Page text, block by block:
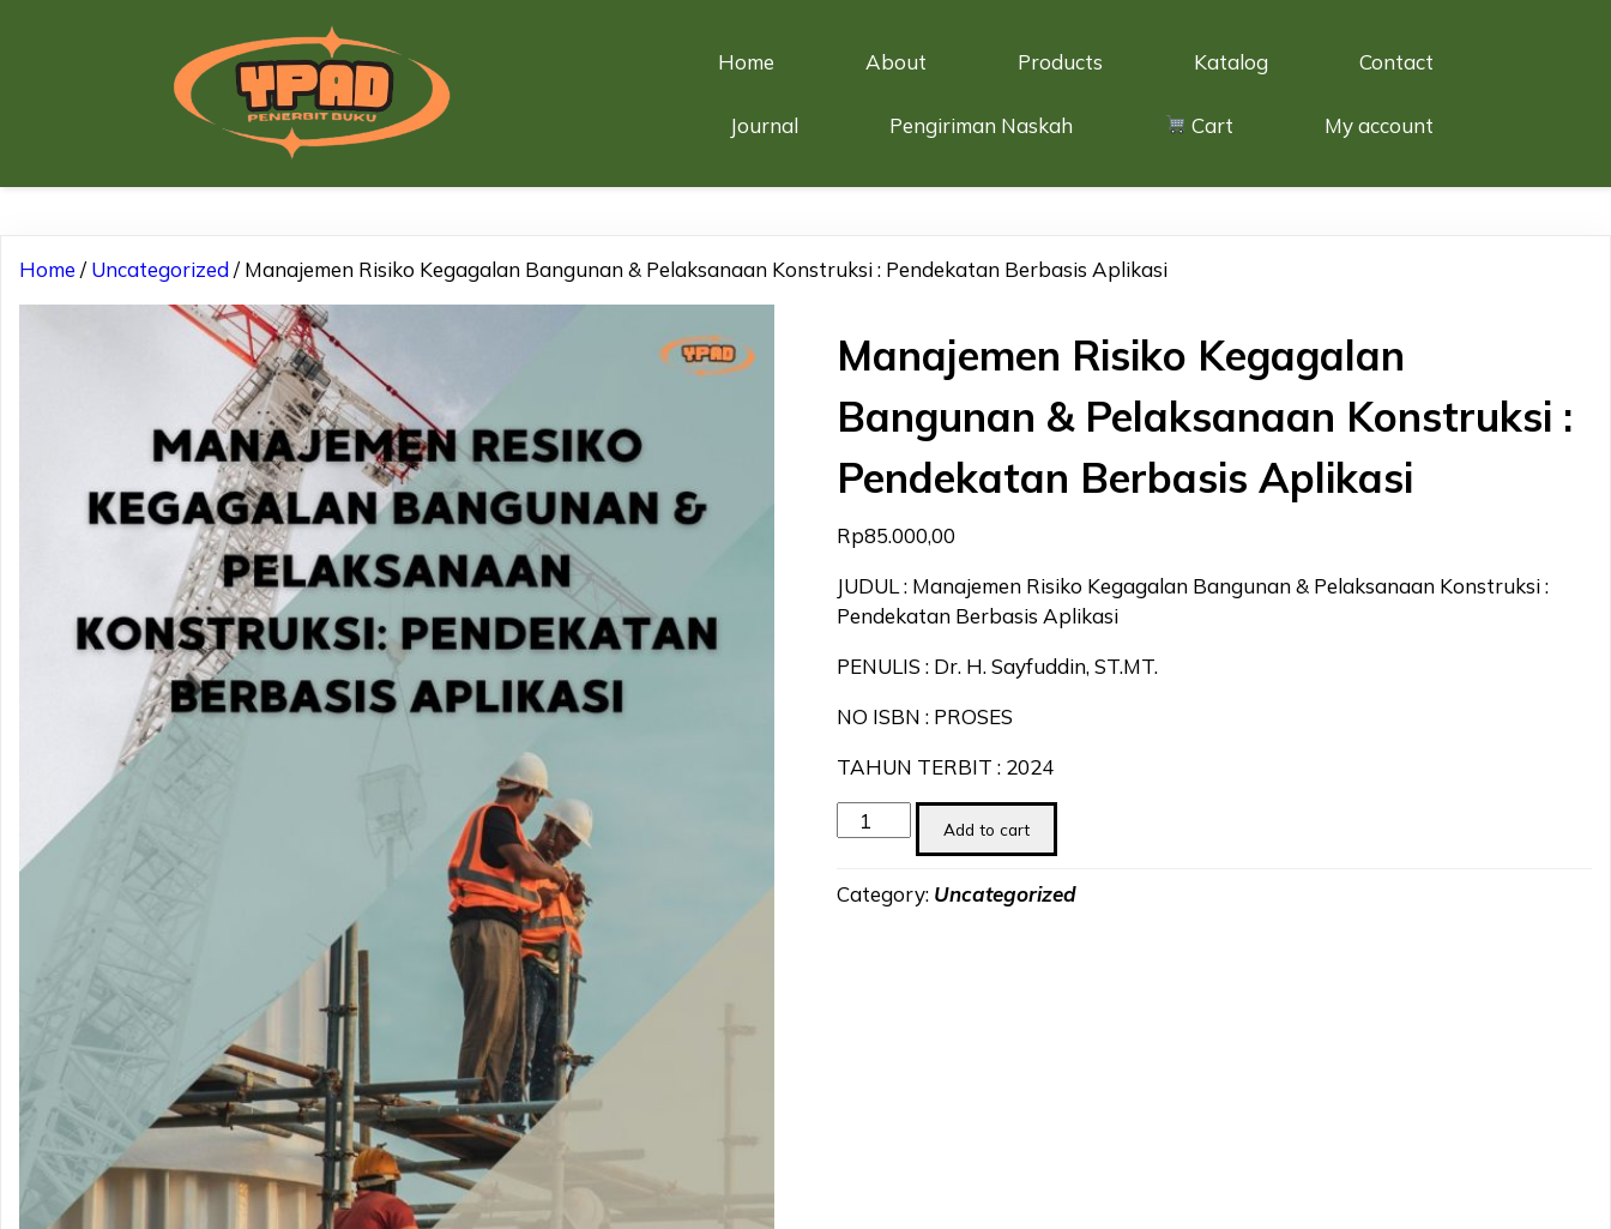
Home About Products Katalog Contact
Journal Pengiriman Naskah Cart My account
Home /Uncategorized/ Manajemen Risiko Kegagalan Bangunan & Pelaksanaan Konstruksi : Pendekatan Berbasis Aplikasi
Manajemen Risiko Kegagalan
Bangunan & Pelaksanaan Konstruksi :
Pendekatan Berbasis Aplikasi
Rp85.000,00
JUDUL : Manajemen Risiko Kegagalan Bangunan & Pelaksanaan Konstruksi :
Pendekatan Berbasis Aplikasi
PENULIS : Dr. H. Sayfuddin, ST.MT.
NO ISBN : PROSES
TAHUN TERBIT : 2024
Manajemen
Risiko
Bangunan
Add to cart
Category: Uncategorized